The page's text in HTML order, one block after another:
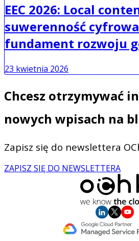
EEC 2026: Local
suwerenność
fundament rozwoju
23 kwietnia 2026
Chcesz otrzymywać
nowych wpisach na
Zapisz się do newslettera
ZAPISZ SIĘ DO NEWSLETTERA